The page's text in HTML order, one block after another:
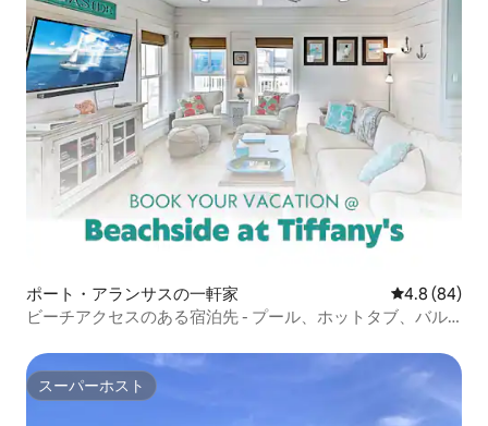
ポート・アランサスの一軒家 レビュー84
4.8 (84)
ビーチアクセスのある宿泊先 - プール、ホットタブ、バル
スーパーホスト
スーパーホスト